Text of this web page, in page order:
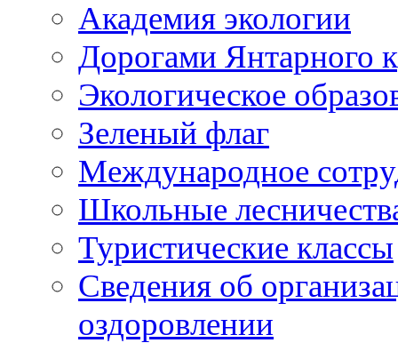
Академия экологии
Дорогами Янтарного
Экологическое
Зеленый флаг
Международное
Школьные
Туристические классы
Сведения об
оздоровлении